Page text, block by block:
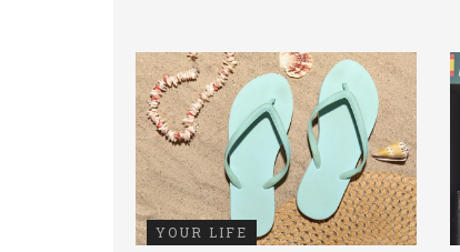
YOUR LIFE